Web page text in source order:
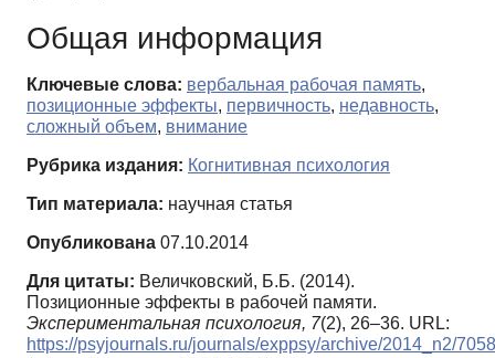
Общая информация
Ключевые слова: вербальная рабочая память,
позиционные эффекты, первичность, недавность,
сложный объем, внимание
Рубрика издания: Когнитивная психология
Тип материала: научная статья
Опубликована 07.10.2014
Для цитаты: Величковский, Б.Б. (2014).
Позиционные эффекты в рабочей памяти.
Экспериментальная психология, 7(2), 26–36. URL:
https://psyjournals.ru/journals/exppsy/archive/2014_n2/